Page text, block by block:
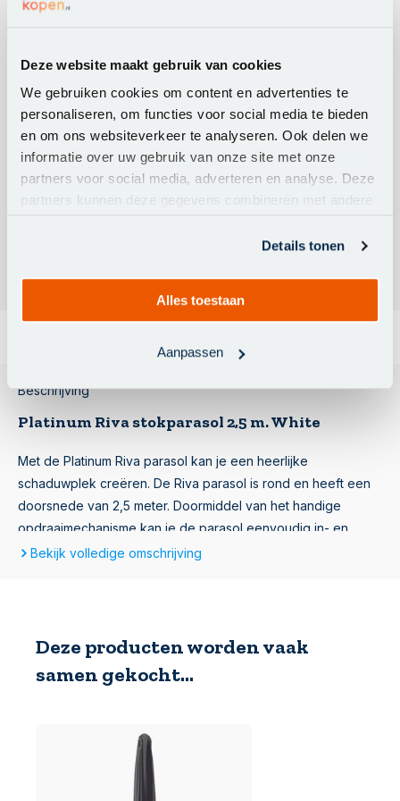
Deze website maakt gebruik van cookies
We gebruiken cookies om content en advertenties te
personaliseren, om functies voor social media te bieden
en om ons websiteverkeer te analyseren. Ook delen we
informatie over uw gebruik van onze site met onze
partners voor social media, adverteren en analyse. Deze
partners kunnen deze gegevens combineren met andere
verzameld op basis van uw gebruik van hun services.
Details tonen
Alles toestaan
Aanpassen
Stokdikte
38 mm.
Kleur doek
Wit
Materiaal frame
Aluminium
Deelbare stok
Beschrijving
Platinum Riva stokparasol 2,5 m. White
Met de Platinum Riva parasol kan je een heerlijke
schaduwplek creëren. De Riva parasol is rond en heeft een
doorsnede van 2,5 meter. Doormiddel van het handige
opdraaimechanisme kan je de parasol eenvoudig in- en
uitklappen. De mast van de Riva bestaat uit twee delen. Dit
White parasoldoek van de Riva parasol 2.5
meter
kleur. Het doek is van goede kwaliteit, deze is namelijk
gemaakt van 100 % polyester. Daarnaast is het parasoldoek
voorzien van een speciale vuil- en waterafstotende coating.
Bekijk volledige omschrijving
Deze producten worden vaak
samen gekocht...